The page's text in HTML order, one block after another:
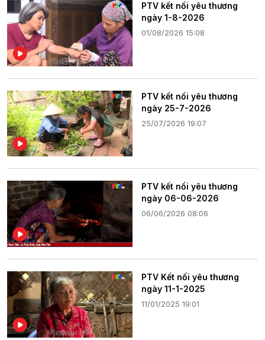
PTV kết nối yêu thương
ngày 1-8-2026
01/08/2026 15:08
PTV kết nối yêu thương
ngày 25-7-2026
25/07/2026 19:07
PTV kết nối yêu thương
ngày 06-06-2026
06/06/2026 08:06
PTV Kết nối yêu thương
ngày 11-1-2025
11/01/2025 19:01